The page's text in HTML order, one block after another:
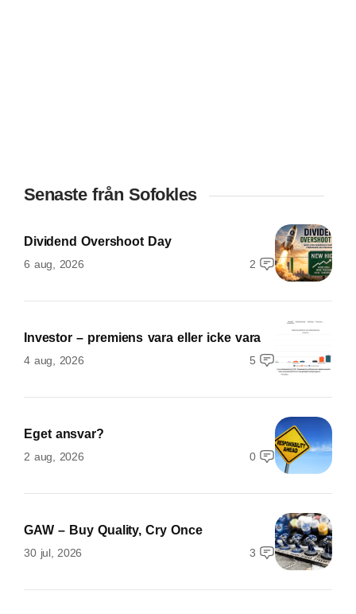
Senaste från Sofokles
Dividend Overshoot Day
6 aug, 2026 2
Investor – premiens vara eller icke vara
4 aug, 2026 5
Eget ansvar?
2 aug, 2026 0
GAW – Buy Quality, Cry Once
30 jul, 2026 3